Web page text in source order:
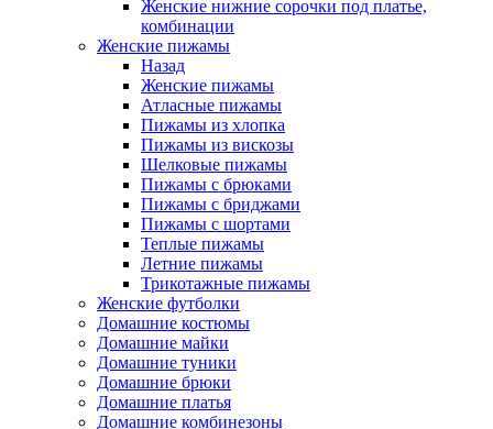
Женские нижние сорочки под платье,
комбинации
Женские пижамы
Назад
Женские пижамы
Атласные пижамы
Пижамы из хлопка
Пижамы из вискозы
Шелковые пижамы
Пижамы с брюками
Пижамы с бриджами
Пижамы с шортами
Теплые пижамы
Летние пижамы
Трикотажные пижамы
Женские футболки
Домашние костюмы
Домашние майки
Домашние туники
Домашние брюки
Домашние платья
Домашние комбинезоны